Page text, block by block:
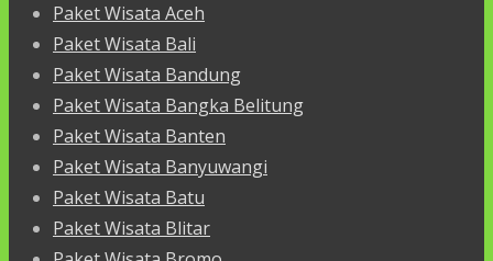
Paket Wisata Aceh
Paket Wisata Bali
Paket Wisata Bandung
Paket Wisata Bangka Belitung
Paket Wisata Banten
Paket Wisata Banyuwangi
Paket Wisata Batu
Paket Wisata Blitar